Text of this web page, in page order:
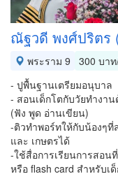
ณัฐวดี พงศ์ปริตร
พระราม 9 300 บา
- ปูพื้นฐานเตรียมอนุบาล
- สอนเด็กโตกับวัยทำงา
(ฟัง พูด อ่านเขียน)
-ติวทำพอร์ทให้กับน้องๆ
และ เกษตรได้
-ใช้สื่อการเรียนการสอน
หรือ flash card สำหรับ